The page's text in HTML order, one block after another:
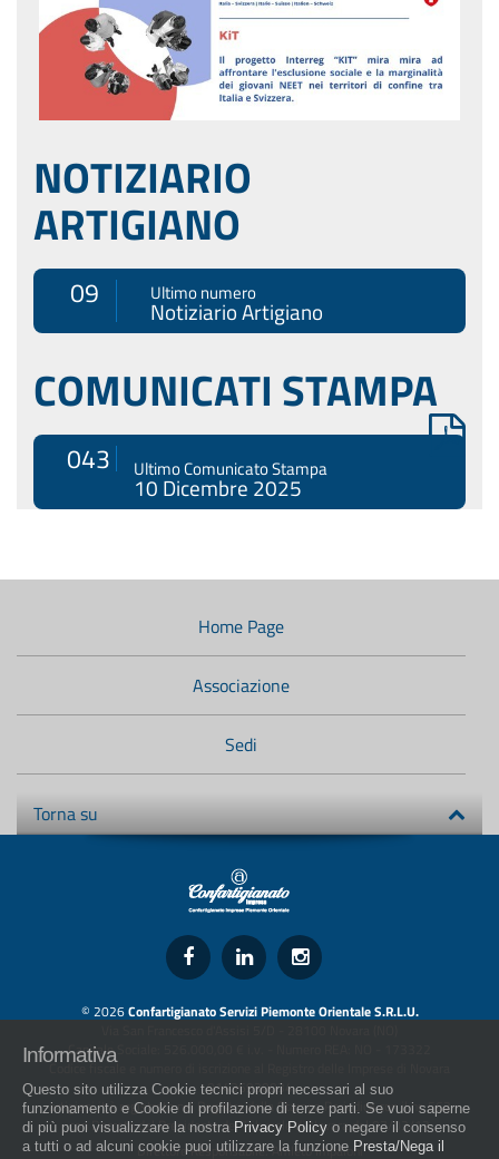
NOTIZIARIO
ARTIGIANO
09 Ultimo numero
Notiziario Artigiano
COMUNICATI STAMPA
043 Ultimo Comunicato Stampa
10 Dicembre 2025
Home Page
Associazione
Sedi
Torna su
© 2026Confartigianato Servizi Piemonte Orientale S.R.L.U.
Capitale Sociale: 526.000,00 € i.v. - Numero REA: NO - 173322
Codice fiscale e numero di iscrizione al Registro delle Imprese di Novara
01436930034
artigiani.it è registrato nel Registro della Stampa Periodica con il nr. 562
con Decreto del Presidente del Tribunale di Novara del 07/03/13
Direttore Responsabile: Amleto Impaloni
Informativa
Questo sito utilizza Cookie tecnici propri necessari al suo
funzionamento e Cookie di profilazione di terze parti. Se vuoi saperne
di più puoi visualizzare la nostra Privacy Policy o negare il consenso
a tutti o ad alcuni cookie puoi utilizzare la funzione Presta/Nega il